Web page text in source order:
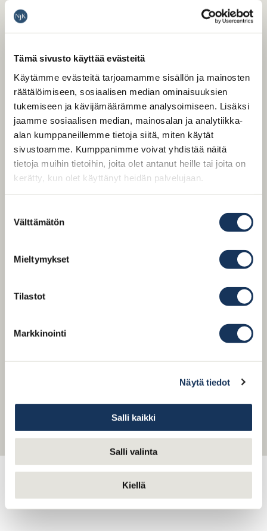
Tämä sivusto käyttää evästeitä
Käytämme evästeitä tarjoamamme sisällön ja mainosten
räätälöimiseen, sosiaalisen median ominaisuuksien
tukemiseen ja kävijämäärämme analysoimiseen. Lisäksi
jaamme sosiaalisen median, mainosalan ja analytiikka-
alan kumppaneillemme tietoja siitä, miten käytät
sivustoamme. Kumppanimme voivat yhdistää näitä
tietoja muihin tietoihin, joita olet antanut heille tai joita on
kerätty, kun olet käyttänyt heidän palvelujaan.
valinta
Välttämätön
Mieltymykset
Tilastot
Markkinointi
Näytä tiedot
Salli kaikki
Salli valinta
Kiellä
KRONÄRTSKOCKA (L,G, pyydettäessä V)
Latva-artisokkaa, savustettua jugurttia ja gremolataa
VALITSE 1 PÄÄRUOKA – HINTA MÄÄRÄYTYY
PÄÄRUOAN MUKAAN
SIK 71€/ person / henkilö
Hiillostettua siikaa, tilliperunapyrettä ja dashi-voikastike
NÖT (L,G) 76€/ person /henkilö
Naudan sisäfilee pihvi, sitruunaperunaa ja Bordelaise-
kastiketta
GRÖNA (VEGAN) 62€ / person / henkilö
Hääkakku valitaan Konditoria Ph7:n valikoimasta
www.konditoriaph7.fi
Erikoiskakut eivät sisälly hintaan.
KAHVI / TEE 5,00€ /HLÖ
THOREAU VESI 4,00€ /HLÖ